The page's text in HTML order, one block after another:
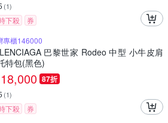
(1)
下殺
券
專櫃146000
巴黎世家 Rodeo 中型 小牛皮肩
特包(黑色)
87折
(1)
下殺
券